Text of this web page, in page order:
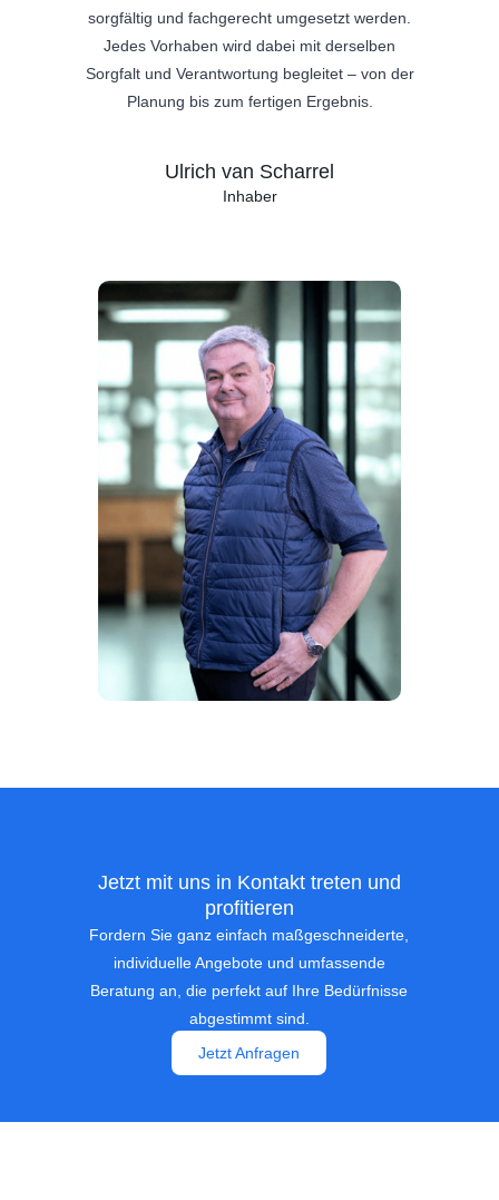
sorgfältig und fachgerecht umgesetzt werden.
Jedes Vorhaben wird dabei mit derselben
Sorgfalt und Verantwortung begleitet – von der
Planung bis zum fertigen Ergebnis.
Ulrich van Scharrel
Inhaber
Jetzt mit uns in Kontakt treten und
profitieren
Jetzt Anfragen
Fordern Sie ganz einfach maßgeschneiderte,
individuelle Angebote und umfassende
Beratung an, die perfekt auf Ihre Bedürfnisse
abgestimmt sind.